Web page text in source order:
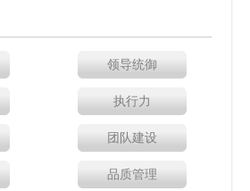
领导统御
执行力
团队建设
品质管理